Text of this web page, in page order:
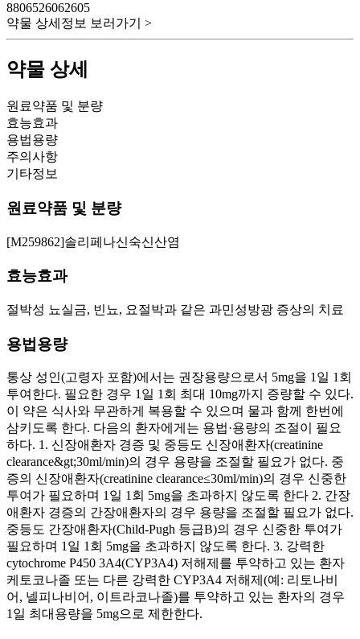
8806526062605
약물 상세정보 보러가기 >
약물 상세
원료약품 및 분량
효능효과
용법용량
주의사항
기타정보
원료약품 및 분량
[M259862]솔리페나신숙신산염
효능효과
절박성 뇨실금, 빈뇨, 요절박과 같은 과민성방광 증상의 치료
용법용량
통상 성인(고령자 포함)에서는 권장용량으로서 5mg을 1일 1회
투여한다. 필요한 경우 1일 1회 최대 10mg까지 증량할 수 있다.
이 약은 식사와 무관하게 복용할 수 있으며 물과 함께 한번에
삼키도록 한다. 다음의 환자에게는 용법·용량의 조절이 필요
하다. 1. 신장애환자 경증 및 중등도 신장애환자(creatinine
clearance&gt;30ml/min)의 경우 용량을 조절할 필요가 없다. 중
증의 신장애환자(creatinine clearance≤30ml/min)의 경우 신중한
투여가 필요하며 1일 1회 5mg을 초과하지 않도록 한다 2. 간장
애환자 경증의 간장애환자의 경우 용량을 조절할 필요가 없다.
중등도 간장애환자(Child-Pugh 등급B)의 경우 신중한 투여가
필요하며 1일 1회 5mg을 초과하지 않도록 한다. 3. 강력한
cytochrome P450 3A4(CYP3A4) 저해제를 투약하고 있는 환자
케토코나졸 또는 다른 강력한 CYP3A4 저해제(예: 리토나비
어, 넬피나비어, 이트라코나졸)를 투약하고 있는 환자의 경우
1일 최대용량을 5mg으로 제한한다.